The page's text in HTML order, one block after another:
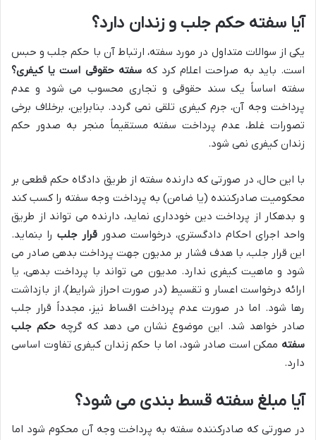
آیا سفته حکم جلب و زندان دارد؟
یکی از سوالات متداول در مورد سفته، ارتباط آن با حکم جلب و حبس
است. باید به صراحت اعلام کرد کهسفته حقوقی است یا کیفری؟
سفته اساساً یک سند حقوقی و تجاری محسوب می شود و عدم
پرداخت وجه آن، جرم کیفری تلقی نمی گردد. بنابراین، برخلاف برخی
تصورات غلط، عدم پرداخت سفته مستقیماً منجر به صدور حکم
زندان کیفری نمی شود.
با این حال، در صورتی که دارنده سفته از طریق دادگاه حکم قطعی بر
محکومیت صادرکننده (یا ضامن) به پرداخت وجه سفته را کسب کند
و بدهکار از پرداخت دین خودداری نماید، دارنده می تواند از طریق
واحد اجرای احکام دادگستری، درخواست صدور قرار جلب را بنماید.
این قرار جلب، با هدف فشار بر مدیون جهت پرداخت بدهی صادر می
شود و ماهیت کیفری ندارد. مدیون می تواند با پرداخت بدهی، یا
ارائه درخواست اعسار و تقسیط (در صورت احراز شرایط)، از بازداشت
رها شود. اما در صورت عدم پرداخت اقساط نیز، مجدداً قرار جلب
صادر خواهد شد. این موضوع نشان می دهد که گرچهحکم جلب
سفته ممکن است صادر شود، اما با حکم زندان کیفری تفاوت اساسی
دارد.
آیا مبلغ سفته قسط بندی می شود؟
در صورتی که صادرکننده سفته به پرداخت وجه آن محکوم شود اما